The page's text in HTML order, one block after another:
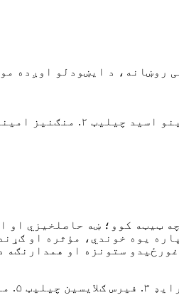
روښانه، د ایښودلو اوږده
ټیټه کوو؛ ښه حاصلخیزي او
یوه خوندي، مؤثره او